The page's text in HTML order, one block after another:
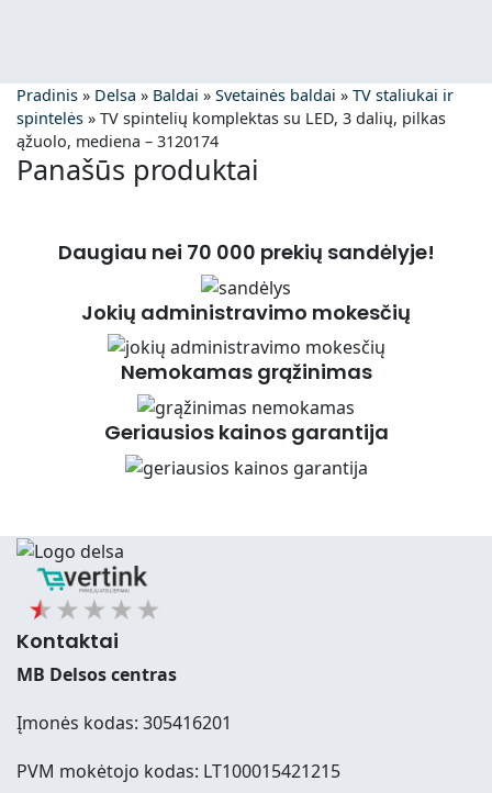
Pradinis » Delsa » Baldai » Svetainės baldai » TV staliukai ir
spintelės » TV spintelių komplektas su LED, 3 dalių, pilkas
ąžuolo, mediena – 3120174
Panašūs produktai
Daugiau nei 70 000 prekių sandėlyje!
Jokių administravimo mokesčių
Nemokamas grąžinimas
Geriausios kainos garantija
Kontaktai
MB Delsos centras
Įmonės kodas: 305416201
PVM mokėtojo kodas: LT100015421215